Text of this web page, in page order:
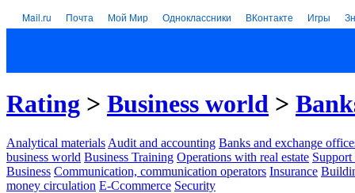
Mail.ru Почта Мой Мир Одноклассники ВКонтакте Игры
Rating > Business world >
Analytical materials Audit and accounting Banks and exchange
business world Business Training Operations with real estate Support
Business Communication, communication operators Insurance
money circulation E-Ccommerce Security